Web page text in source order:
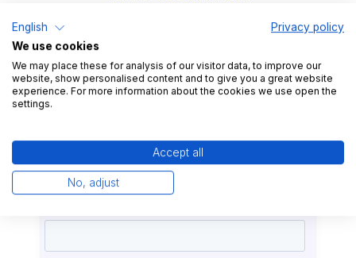
English
Privacy policy
We use cookies
We may place these for analysis of our visitor data, to improve our
website, show personalised content and to give you a great website
experience. For more information about the cookies we use open the
settings.
Accept all
No, adjust